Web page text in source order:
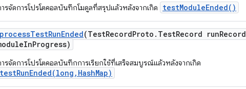
ารจัดการโปรโตคอลบันทึกโมดูลที่สรุปแล้วหลังจากเกิด testModuleEnded()
processTestRunEnded(TestRecordProto . TestRecord runRecord
InProgress)
รจัดการโปรโตคอลบันทึกการเรียกใช้ที่เสร็จสมบูรณ์แล้วหลังจากเกิด
testRunEnded(long,HashMap)